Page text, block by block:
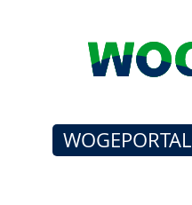
WOGEPORTAL